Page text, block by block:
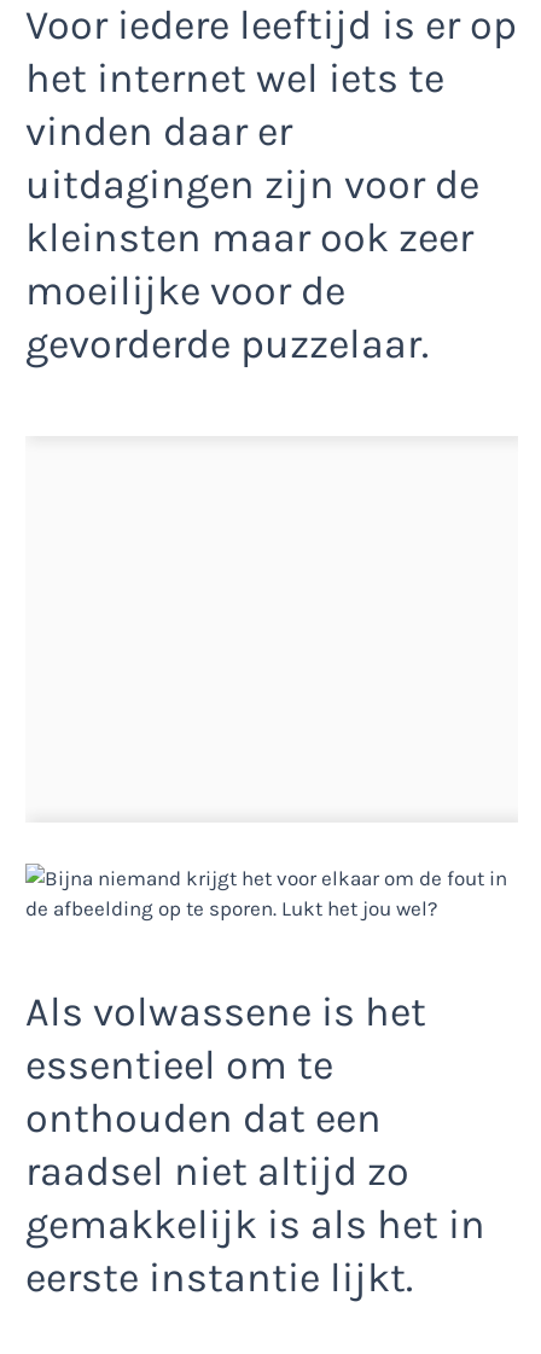
Voor iedere leeftijd is er op
het internet wel iets te
vinden daar er
uitdagingen zijn voor de
kleinsten maar ook zeer
moeilijke voor de
gevorderde puzzelaar.
Als volwassene is het
essentieel om te
onthouden dat een
raadsel niet altijd zo
gemakkelijk is als het in
eerste instantie lijkt.